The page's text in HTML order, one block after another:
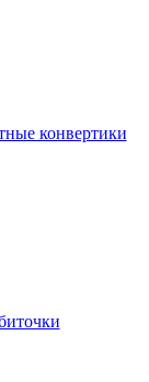
конвертики